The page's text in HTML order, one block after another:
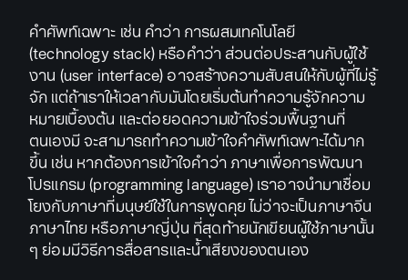
คำศัพท์เฉพาะ เช่น คำว่า การผสมเทคโนโลยี
(technology stack) หรือคำว่า ส่วนต่อประสานกับผู้ใช้
งาน (user interface) อาจสร้างความสับสนให้กับผู้ที่ไม่รู้
จัก แต่ถ้าเราให้เวลากับมันโดยเริ่มต้นทำความรู้จักความ
หมายเบื้องต้น และต่อยอดความเข้าใจร่วมพื้นฐานที่
ตนเองมี จะสามารถทำความเข้าใจคำศัพท์เฉพาะได้มาก
ขึ้น เช่น หากต้องการเข้าใจคำว่า ภาษาเพื่อการพัฒนา
โปรแกรม (programming language) เราอาจนำมาเชื่อม
โยงกับภาษาที่มนุษย์ใช้ในการพูดคุย ไม่ว่าจะเป็นภาษาจีน
ภาษาไทย หรือภาษาญี่ปุ่น ที่สุดท้ายนักเขียนผู้ใช้ภาษานั้น
ๆ ย่อมมีวิธีการสื่อสารและน้ำเสียงของตนเอง